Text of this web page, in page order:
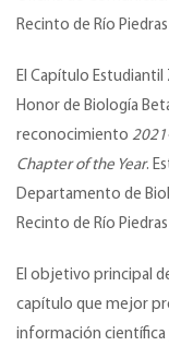
Recinto de Río Piedras
El Capítulo Estudiantil
Honor de Biología
reconocimiento
Chapter of the Year.
Departamento de
Recinto de Río
El objetivo principal
capítulo que mejor
información científica